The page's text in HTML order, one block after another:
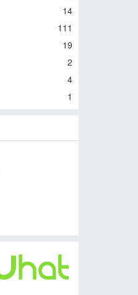
14
111
19
2
4
1